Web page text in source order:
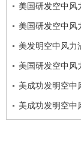
美国研发空中风
美国研发空中风
美发明空中风力
美国研发空中风
美成功发明空中
美成功发明空中